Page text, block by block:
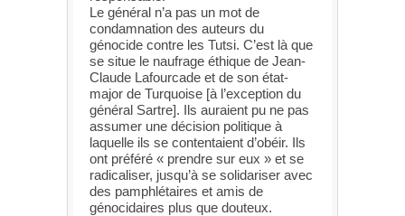
Le général n’a pas un mot de
condamnation des auteurs du
génocide contre les Tutsi. C’est là que
se situe le naufrage éthique de Jean-
Claude Lafourcade et de son état-
major de Turquoise [à l’exception du
général Sartre]. Ils auraient pu ne pas
assumer une décision politique à
laquelle ils se contentaient d’obéir. Ils
ont préféré « prendre sur eux » et se
radicaliser, jusqu’à se solidariser avec
des pamphlétaires et amis de
génocidaires plus que douteux.